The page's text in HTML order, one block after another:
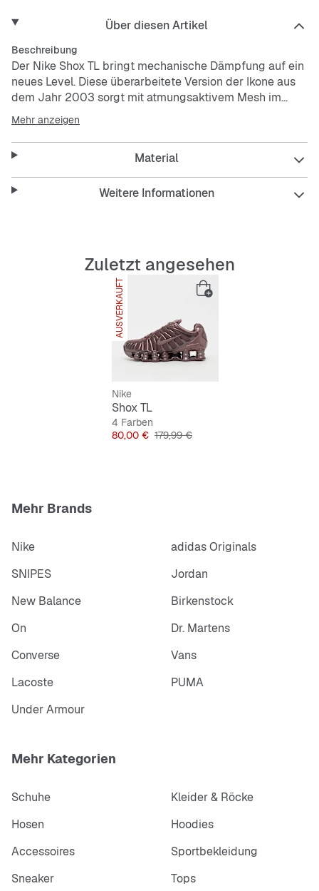
Über diesen Artikel
Beschreibung
Der Nike Shox TL bringt mechanische Dämpfung auf ein
neues Level. Diese überarbeitete Version der Ikone aus
dem Jahr 2003 sorgt mit atmungsaktivem Mesh im
Obermaterial und durchgehender Nike Shox-
Technologie für optimalen Aufprallschutz und verleiht
dir auf der Straße einen markanten Look.
Die Nike Shox-Technologie kombiniert robuste, flexible
Stützen mit Dämpfungsplatten für eine ausgezeichnete
Vorgeformte Overlays im Mittelfuß gewährleisten Halt
und eine eng anliegende Passform.
Eine TPU-Platte in der Ferse sowie zwischen der
Mittelsohle und der Nike Shox-Technologie maximiert
die seitliche Stabilität und den Halt.
Mehr anzeigen
Material
Weitere Informationen
Zuletzt angesehen
AUSVERKAUFT
Nike
Shox TL
4 Farben
Preis
80,00 € Originalpreis
179,99 €
Mehr Brands
Nike
adidas Originals
SNIPES
Jordan
New Balance
Birkenstock
On
Dr. Martens
Converse
Vans
Lacoste
PUMA
Under Armour
Mehr Kategorien
Schuhe
Kleider & Röcke
Hosen
Hoodies
Accessoires
Sportbekleidung
Sneaker
Tops